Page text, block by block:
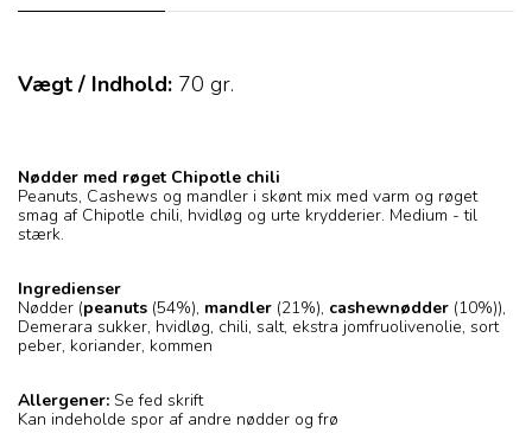
Vægt / Indhold: 70 gr.
Nødder med røget Chipotle chili
Peanuts, Cashews og mandler i skønt mix med varm og røget
smag af Chipotle chili, hvidløg og urte krydderier. Medium - til
stærk.
Ingredienser
Nødder (peanuts (54%), mandler (21%), cashewnødder (10%)),
Demerara sukker, hvidløg, chili, salt, ekstra jomfruolivenolie, sort
peber, koriander, kommen
Allergener: Se fed skrift
Kan indeholde spor af andre nødder og frø